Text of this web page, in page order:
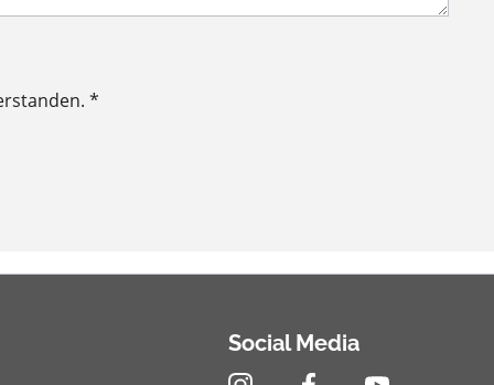
*
Social Media